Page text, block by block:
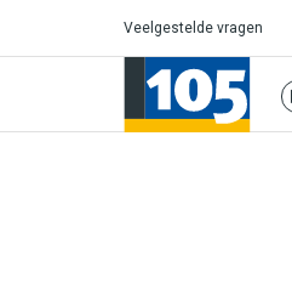
Veelgestelde vragen